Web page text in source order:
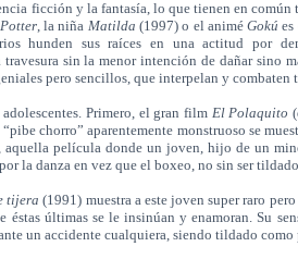
ficción y la fantasía, lo que tienen en
, la niña Matilda (1997) o el animéGokú es
hunden sus raíces en una actitud por
sin la menor intención de dañar sino
pero sencillos, que interpelan y
Primero, el gran film El Polaquito
chorro” aparentemente monstruoso se
aquella película donde un joven, hijo de un
la danza en vez que el boxeo, no sin ser
tijera (1991) muestra a este joven super raro
éstas últimas se le insinúan y enamoran. Su
un accidente cualquiera, siendo tildado como